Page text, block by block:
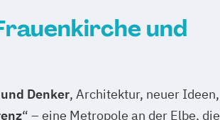
und
Denker, Architektur, neuer Ideen,
“ – eine Metropole an der Elbe, die